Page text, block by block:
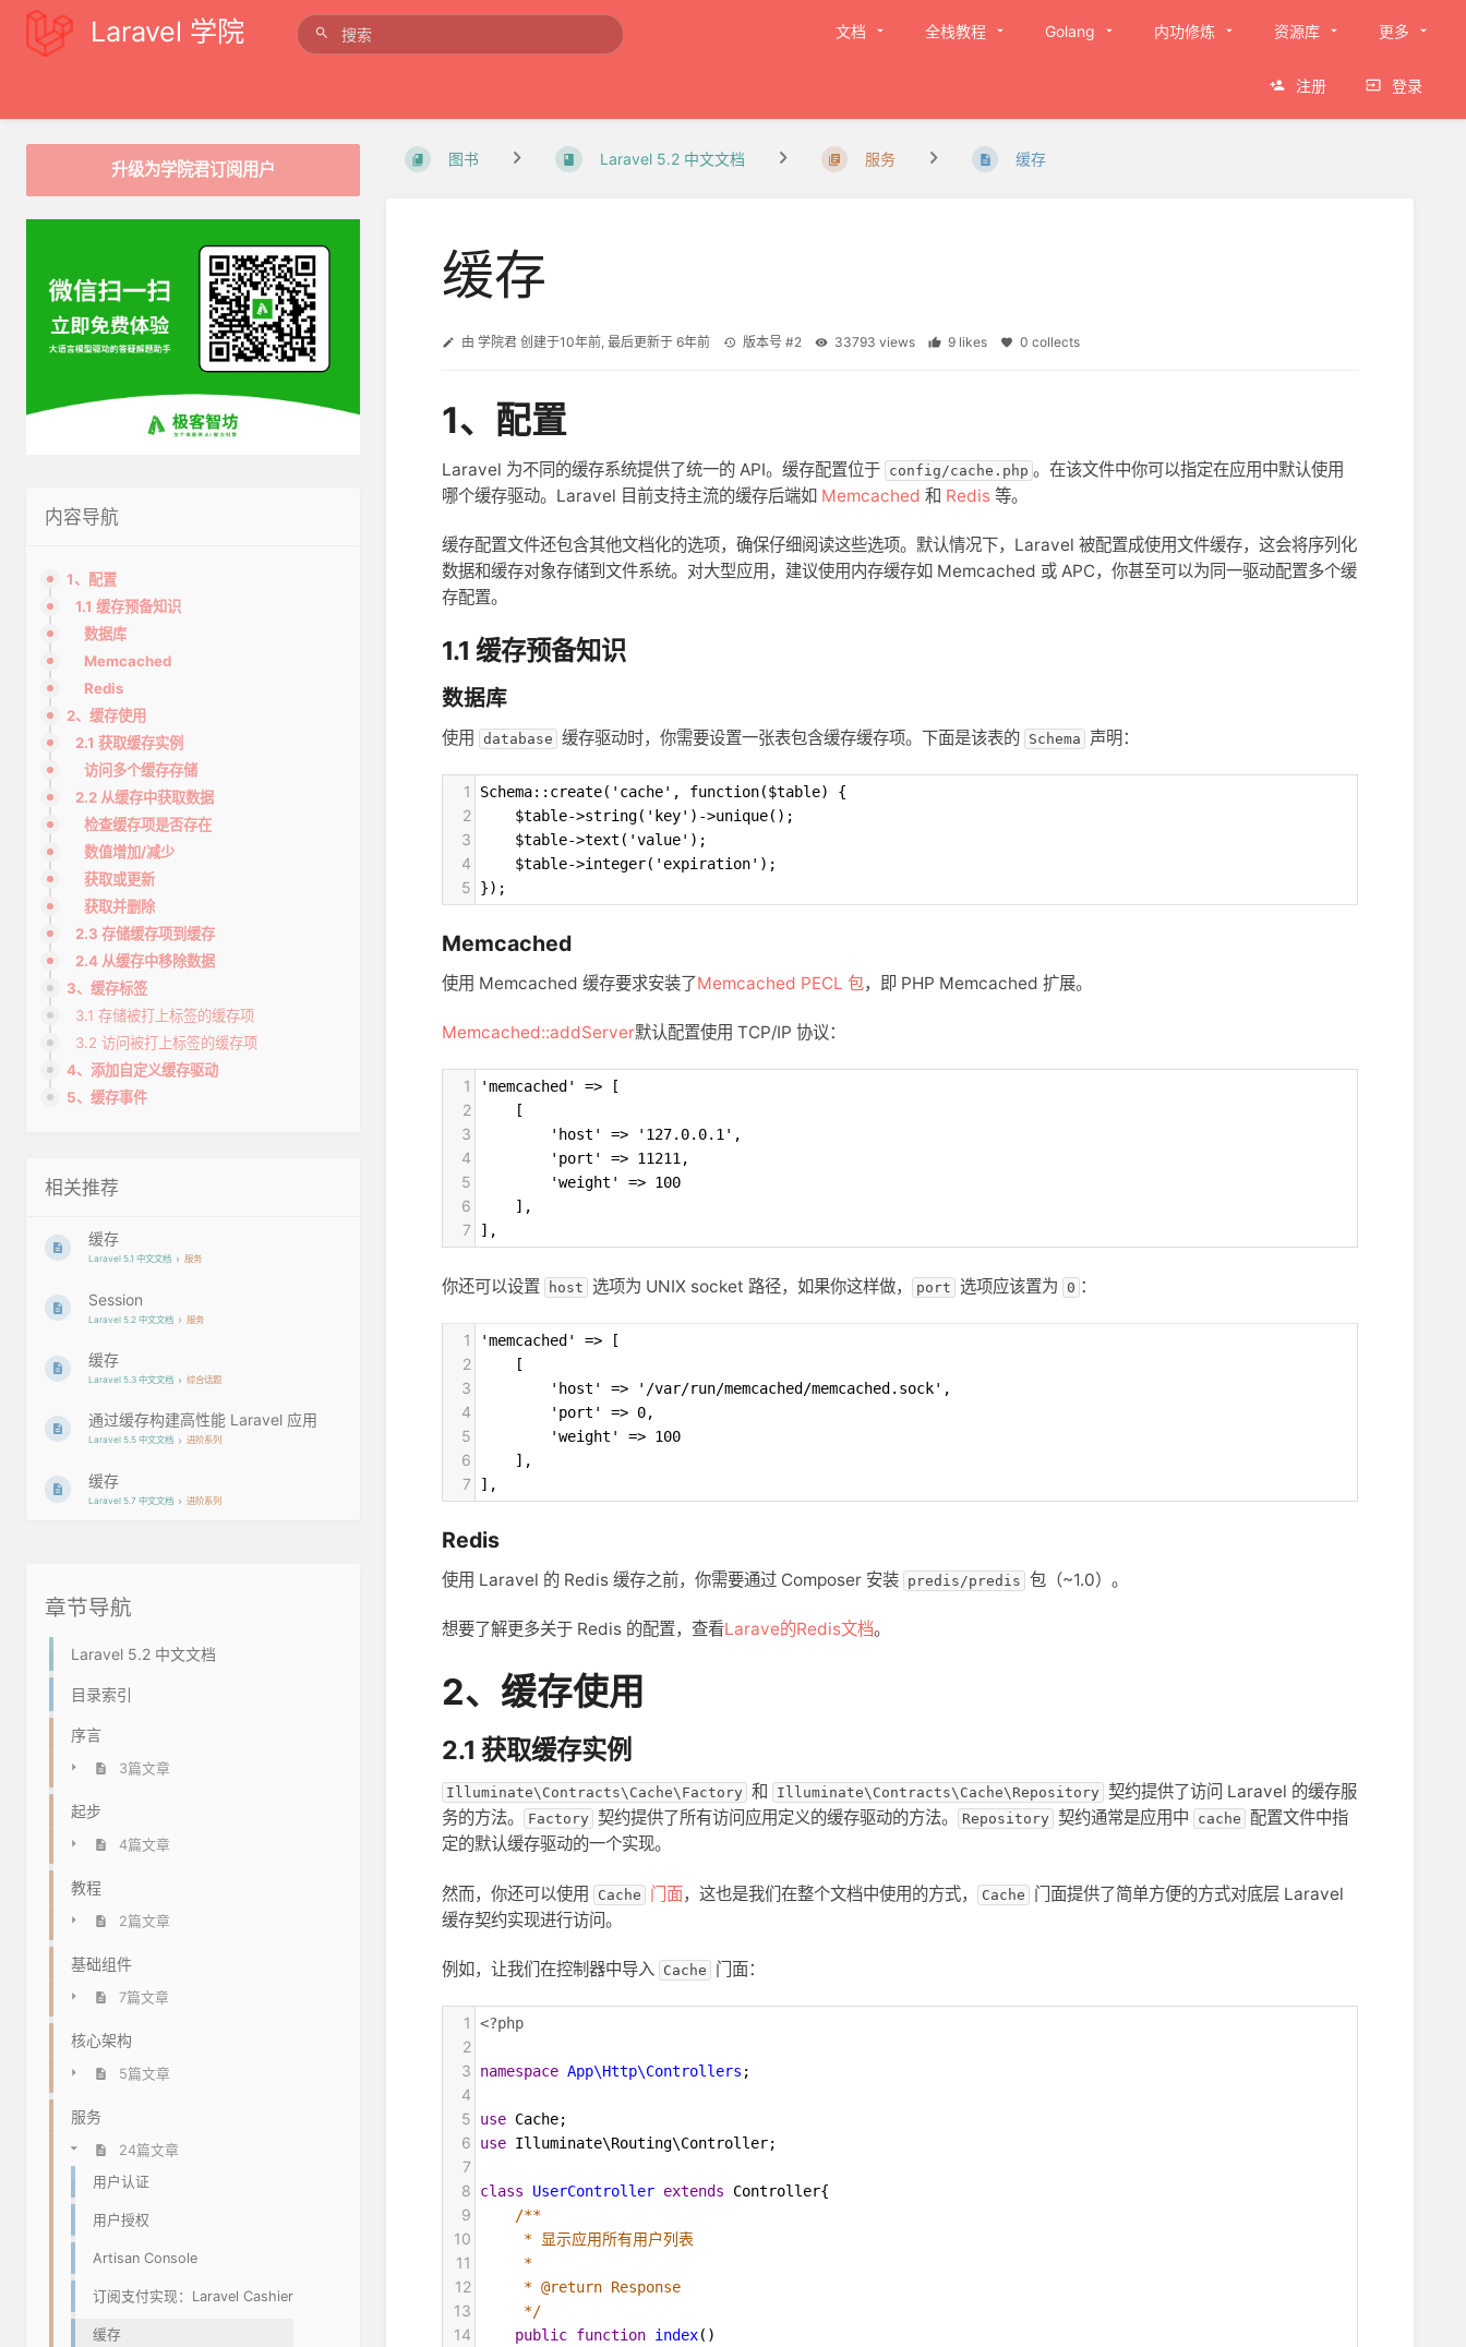
Laravel 学院 文档 全栈教程 Golang 内功修炼 资源库 更多
注册 登录
章节导航
Laravel 5.2 中文文档
目录索引
序言
3篇文章
起步
4篇文章
教程
2篇文章
基础组件
7篇文章
核心架构
5篇文章
服务
24篇文章
用户认证
用户授权
Artisan Console
订阅支付实现：Laravel Cashier
缓存
图书 Laravel 5.2 中文文档 服务 缓存
缓存
由 学院君 创建于10年前, 最后更新于 6年前 版本号 #2 33793 views 9 likes 0 collects
1、配置
Laravel 为不同的缓存系统提供了统一的 API。缓存配置位于 config/cache.php 。在该文件中你可以指定在应用中默认使用
哪个缓存驱动。Laravel 目前支持主流的缓存后端如 Memcached 和 Redis 等。
缓存配置文件还包含其他文档化的选项，确保仔细阅读这些选项。默认情况下，Laravel 被配置成使用文件缓存，这会将序列化
数据和缓存对象存储到文件系统。对大型应用，建议使用内存缓存如 Memcached 或 APC，你甚至可以为同一驱动配置多个缓
存配置。
1.1 缓存预备知识
数据库
使用 database 缓存驱动时，你需要设置一张表包含缓存缓存项。下面是该表的 Schema 声明：
1 Schema::create('cache', function($table) {
2
    $table->string('key')->unique();
3
    $table->text('value');
4
    $table->integer('expiration');
5 });
Memcached
使用 Memcached 缓存要求安装了Memcached PECL 包，即 PHP Memcached 扩展。
Memcached::addServer默认配置使用 TCP/IP 协议：
1 'memcached' => [
2
    [
3
        'host' => '127.0.0.1',
4
        'port' => 11211,
5
        'weight' => 100
6
    ],
7 ],
你还可以设置 host 选项为 UNIX socket 路径，如果你这样做， port 选项应该置为 0 ：
1 'memcached' => [
2
    [
3
        'host' => '/var/run/memcached/memcached.sock',
4
        'port' => 0,
5
        'weight' => 100
6
    ],
7 ],
Redis
使用 Laravel 的 Redis 缓存之前，你需要通过 Composer 安装 predis/predis 包（~1.0）。
想要了解更多关于 Redis 的配置，查看Larave的Redis文档。
2、缓存使用
2.1 获取缓存实例
Illuminate\Contracts\Cache\Factory 和 Illuminate\Contracts\Cache\Repository
契约提供了访问 Laravel 的缓存服
务的方法。
Factory 契约提供了所有访问应用定义的缓存驱动的方法。 Repository 契约通常是应用中 cache
配置文件中指
定的默认缓存驱动的一个实现。
然而，你还可以使用 Cache 门面，这也是我们在整个文档中使用的方式， Cache
门面提供了简单方便的方式对底层 Laravel
缓存契约实现进行访问。
例如，让我们在控制器中导入 Cache 门面：
1 <?php
2
3
namespace App\Http\Controllers ;
4
5
use Cache;
6 use Illuminate\Routing\Controller;
7
8
class UserController extends Controller{
9 /**
10 * 显示应用所有用户列表
11 *
12 * @return Response
13 */
14 public function index()
升级为学院君订阅用户
内容导航
1、配置
1.1 缓存预备知识
数据库
Memcached
Redis
2、缓存使用
2.1 获取缓存实例
访问多个缓存存储
2.2 从缓存中获取数据
检查缓存项是否存在
数值增加/减少
获取或更新
获取并删除
2.3 存储缓存项到缓存
2.4 从缓存中移除数据
3、缓存标签
3.1 存储被打上标签的缓存项
3.2 访问被打上标签的缓存项
4、添加自定义缓存驱动
5、缓存事件
相关推荐
缓存
Laravel 5.1 中文文档 服务
Session
Laravel 5.2 中文文档 服务
缓存
Laravel 5.3 中文文档 综合话题
通过缓存构建高性能 Laravel 应用
Laravel 5.5 中文文档 进阶系列
缓存
Laravel 5.7 中文文档 进阶系列